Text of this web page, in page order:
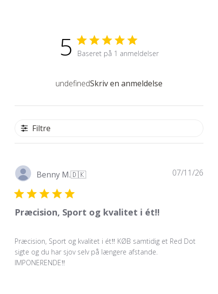
5 Baseret på 1 anmeldelser
undefinedSkriv en anmeldelse
Filtre
Benny M.🇩🇰
Præcision, Sport og kvalitet i ét‼️
Præcision, Sport og kvalitet i ét‼️ KØB samtidig et Red Dot
sigte og du har sjov selv på længere afstande.
IMPONERENDE‼️
07/11/26